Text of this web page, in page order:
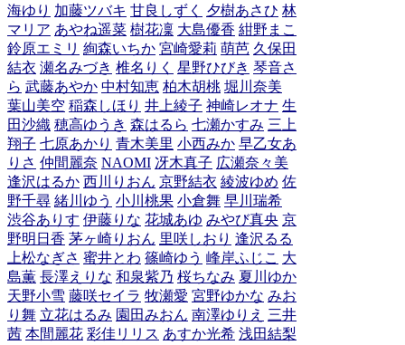
海ゆり 加藤ツバキ 甘良しずく 夕樹あさひ 林
マリア あやね遥菜 樹花凜 大島優香 紺野まこ
鈴原エミリ 絢森いちか 宮崎愛莉 萌芭 久保田
結衣 瀬名みづき 椎名りく 星野ひびき 琴音さ
ら 武藤あやか 中村知恵 柏木胡桃 堀川奈美
葉山美空 稲森しほり 井上綾子 神崎レオナ 生
田沙織 穂高ゆうき 森はるら 七瀬かすみ 三上
翔子 七原あかり 青木美里 小西みか 早乙女あ
りさ 仲間麗奈 NAOMI 冴木真子 広瀬奈々美
逢沢はるか 西川りおん 京野結衣 綾波ゆめ 佐
野千尋 緒川ゆう 小川桃果 小倉舞 早川瑞希
渋谷ありす 伊藤りな 花城あゆ みやび真央 京
野明日香 茅ヶ崎りおん 里咲しおり 逢沢るる
上松なぎさ 蜜井とわ 篠崎ゆう 峰岸ふじこ 大
島薫 長澤えりな 和泉紫乃 桜ちなみ 夏川ゆか
天野小雪 藤咲セイラ 牧瀬愛 宮野ゆかな みお
り舞 立花はるみ 園田みおん 南澤ゆりえ 三井
茜 本間麗花 彩佳リリス あすか光希 浅田結梨